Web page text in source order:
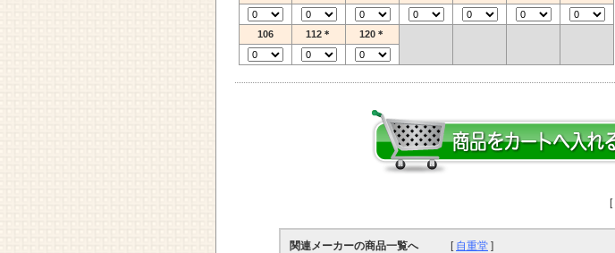
106 112＊ 120＊
[
関連メーカーの商品一覧へ [ 自重堂 ]